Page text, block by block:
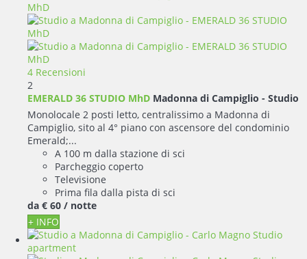
4 Recensioni
2
EMERALD 36 STUDIO MhD Madonna di Campiglio - Studio
Monolocale 2 posti letto, centralissimo a Madonna di
Campiglio, sito al 4° piano con ascensore del condominio
Emerald;...
A 100 m dalla stazione di sci
Parcheggio coperto
Televisione
Prima fila dalla pista di sci
da € 60 / notte
+ INFO